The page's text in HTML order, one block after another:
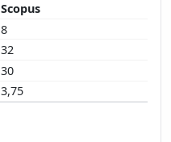
Scopus
8
32
30
3,75